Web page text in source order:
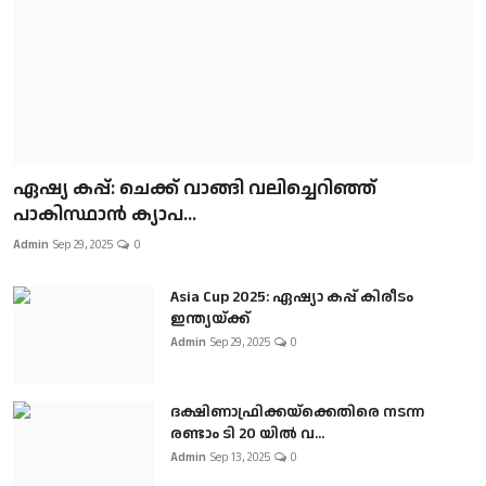
ഏഷ്യ കപ്പ്: ചെക്ക് വാങ്ങി വലിച്ചെറിഞ്ഞ്
പാകിസ്ഥാൻ ക്യാപ...
Admin Sep 29, 2025 0
Asia Cup 2025: ഏഷ്യാ കപ്പ് കിരീടം
ഇന്ത്യയ്ക്ക്
Admin Sep 29, 2025 0
ദക്ഷിണാഫ്രിക്കയ്‌ക്കെതിരെ നടന്ന
രണ്ടാം ടി 20 യിൽ വ...
Admin Sep 13, 2025 0